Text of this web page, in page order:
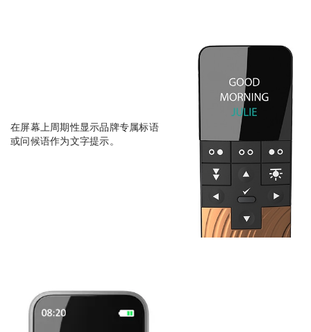
在屏幕上周期性显示品牌专属标语
或问候语作为文字提示。